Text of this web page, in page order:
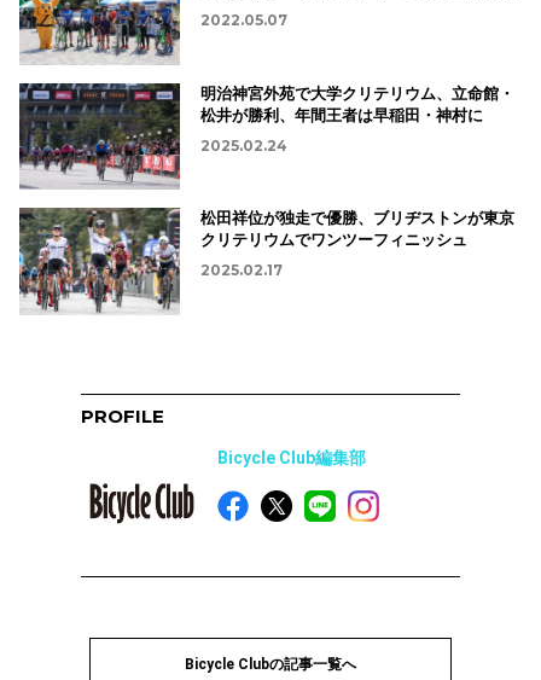
2022.05.07
明治神宮外苑で大学クリテリウム、立命館・
松井が勝利、年間王者は早稲田・神村に
2025.02.24
松田祥位が独走で優勝、ブリヂストンが東京
クリテリウムでワンツーフィニッシュ
2025.02.17
PROFILE
Bicycle Club編集部
Bicycle Clubの記事一覧へ